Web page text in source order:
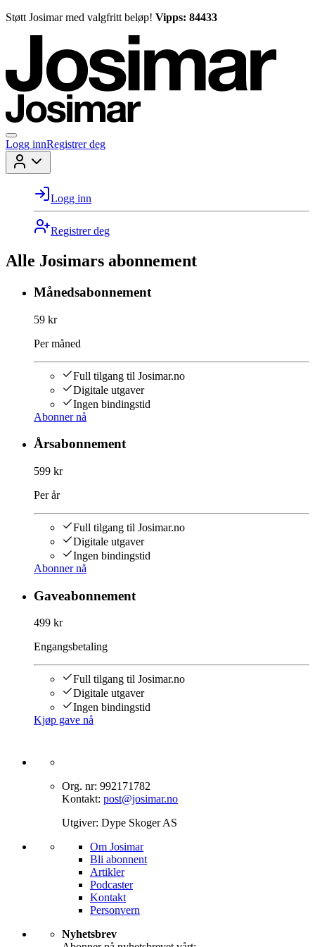
Støtt Josimar med valgfritt beløp! Vipps: 84433
Logg innRegistrer deg
Logg inn
Registrer deg
Alle Josimars abonnement
Månedsabonnement
59 kr
Per måned
Full tilgang til Josimar.no
Digitale utgaver
Ingen bindingstid
Abonner nå
Årsabonnement
599 kr
Per år
Full tilgang til Josimar.no
Digitale utgaver
Ingen bindingstid
Abonner nå
Gaveabonnement
499 kr
Engangsbetaling
Full tilgang til Josimar.no
Digitale utgaver
Ingen bindingstid
Kjøp gave nå
Org. nr: 992171782
Kontakt: post@josimar.no
Utgiver: Dype Skoger AS
Om J‌osimar ‍ ​‍​‍‌‍
Bli abonnent​​​​‌ ‍ ​‍​‍‌‍ ‌ ​‍‌‍‍‌‌‍‌ ‌‍‍‌‌‍ ‍​‍​‍​ ‍‍​‍​‍‌ ​ ‌‍​‌‌‍ ‍‌‍‍‌‌ ‌​‌ ‍‌​‍ ‍‌‍‍‌‌‍ ​‍​‍​‍ ​​‍​‍‌‍‍​‌ ​‍‌‍‌‌‌‍‌‍​‍​‍​ ‍‍​‍​‍‌‍‍​‌ ‌​‌ ‌​‌ ​​‌ ​ ​ ‍‍​‍ ​‍ ‌‍‌‌‌‍‌​‌‍‍‌‌ ‌​​‍ ‍‌‍‍‌‌‍‌​‌‍​‌‌‍‌ ‌ ​‍‌‍​‌‌‍ ‍‌‍‍‍‌‍​‌‌‍ ‍‌ ​ ‌‍‌‌‌‍ ‍​‍ ‍‌‍​ ‌‍ ‌‍ ‌​‍ ‌‍‍‌‌‍ ‍‌ ‌​‌‍‌‌‌‍ ‍‌ ‌​​‍ ‌‍‌‌‌‍‌​‌‍‍‌‌ ‌​​‍ ‌‍ ‌‌‍ ‌‍‌​‌‍‌‌​ ‌‌ ​​‌ ​‍‌‍‌‌‌ ​ ‌‍‌‌‌‍ ‍‌ ‌​‌‍​‌‌ ‌​‌‍‍‌‌‍ ‌‍ ‍​ ‍ ‌‍‍‌‌‍‌​​ ‌‌‍‌‍‌‍ ‌‍ ‌ ‌​‌‍‌‌‌ ​‍​ ‍ ‌ ‌​‌ ‍‌‌ ​​‌‍‌‌​ ‌‌‍‌‍‌‍ ‌‍ ‌ ‌​‌‍‌‌‌ ​‍​ ‍ ‌ ​​‌‍​‌‌ ‌​‌‍‍​​ ‌‌‍​ ‌‍ ‌‍ ​‌ ‌‌‌‍ ‌‌‍ ‍‌ ​ ​‍‌‌​ ‌‌‌​​‍‌‌ ‌‍‍ ‌‍‌‌‌ ‍‌​‍‌‌​ ​ ‌​‌​​‍‌‌​ ​ ‌​‌​​‍‌‌​ ​‍​ ​‍‌‍​‍​ ‍‌‌‍​ ‌‍‌‍‌‍​ ​ ​‌​ ‌​‌‍​‍‌‍‌‍​ ‍​​ ‌‌‌‍​‍​‍‌‌​ ​‍​ ​‍​‍‌‌​ ‌‌‌​‌​​‍ ‍‌‍​ ‌‍ ‌‍ ​‌ ‌‌‌‍ ‌‌‍ ‍‌​‍‌‌ ‌​‌‍‌‌‌‍ ‌‌ ​ ​‍‌‌​ ‌‌‌​​‍‌‌ ‌‍‍ ‌‍‌‌‌ ‍‌​‍‌‌​ ​ ‌​‌​​‍‌‌​ ​ ‌​‌​​‍‌‌​ ​‍​ ​‍‌‍​‌‌‍‌‍​ ‌‍​ ‌​‌‍‌‌​ ‍‌‌‍‌​‌‍​‍​ ‌ ‌‍​‌​ ‌ ​ ​​​‍‌‌​ ​‍​ ​‍​‍‌‌​ ‌‌‌​‌​​‍ ‍‌‍‍‌‌ ‌​‌‍‌‌‌‍ ‌‌ ​ ​‍‌‌​ ‌‌‌​​‍‌‌ ‌‍‍ ‌‍‌‌‌ ‍‌​‍‌‌​ ​ ‌​‌​​‍‌‌​ ​ ‌​‌​​‍‌‌​ ​‍​ ​‍‌‍‌‌‌‍​‌‌‍‌‌​ ‌‍‌‍​‍‌‍‌‌‌‍‌‌‌‍‌‍‌‍​‍​ ‍​​ ​ ​ ​ ​‍‌‌​ ​‍​ ​‍​‍‌‌​ ‌‌‌​‌​​‍ ‍‌‍ ​‌‍​‌‌‍​‍‌‍‌‌‌‍ ​​ ‌‍​‍‌‍​‌‌ ​ ‌‍‌‌‌‌‌‌‌ ​‍‌‍ ​​ ‌‌‍‍​‌ ‌​‌ ‌​‌ ​​‌ ​ ​‍‌‌​ ​ ‌​​‌​‍‌‌​ ​‍‌​‌‍​‍‌‌​ ​‍‌​‌‍‌‍‌‌‌‍‌​‌‍‍‌‌ ‌​​‍ ‍‌‍‍‌‌‍‌​‌‍​‌‌‍‌ ‌ ​‍‌‍​‌‌‍ ‍‌‍‍‍‌‍​‌‌‍ ‍‌ ​ ‌‍‌‌‌‍ ‍​‍ ‍‌‍​ ‌‍ ‌‍ ‌​‍‌‍‌‍‍‌‌‍‌​​ ‌‌‍‌‍‌‍ ‌‍ ‌ ‌​‌‍‌‌‌ ​‍​‍‌‍‌ ‌​‌ ‍‌‌ ​​‌‍‌‌​ ‌‌‍‌‍‌‍ ‌‍ ‌ ‌​‌‍‌‌‌ ​‍​‍‌‍‌ ​​‌‍​‌‌ ‌​‌‍‍​​ ‌‌‍​ ‌‍ ‌‍ ​‌ ‌‌‌‍ ‌‌‍ ‍‌ ​ ​‍‌‌​ ‌‌‌​​‍‌‌ ‌‍‍ ‌‍‌‌‌ ‍‌​‍‌‌​ ​ ‌​‌​​‍‌‌​ ​ ‌​‌​​‍‌‌​ ​‍​ ​‍‌‍​‍​ ‍‌‌‍​ ‌‍‌‍‌‍​ ​ ​‌​ ‌​‌‍​‍‌‍‌‍​ ‍​​ ‌‌‌‍​‍​‍‌‌​ ​‍​ ​‍​‍‌‌​ ‌‌‌​‌​​‍ ‍‌‍​ ‌‍ ‌‍ ​‌ ‌‌‌‍ ‌‌‍ ‍‌​‍‌‌ ‌​‌‍‌‌‌‍ ‌‌ ​ ​‍‌‌​ ‌‌‌​​‍‌‌ ‌‍‍ ‌‍‌‌‌ ‍‌​‍‌‌​ ​ ‌​‌​​‍‌‌​ ​ ‌​‌​​‍‌‌​ ​‍​ ​‍‌‍​‌‌‍‌‍​ ‌‍​ ‌​‌‍‌‌​ ‍‌‌‍‌​‌‍​‍​ ‌ ‌‍​‌​ ‌ ​ ​​​‍‌‌​ ​‍​ ​‍​‍‌‌​ ‌‌‌​‌​​‍ ‍‌‍‍‌‌ ‌​‌‍‌‌‌‍ ‌‌ ​ ​‍‌‌​ ‌‌‌​​‍‌‌ ‌‍‍ ‌‍‌‌‌ ‍‌​‍‌‌​ ​ ‌​‌​​‍‌‌​ ​ ‌​‌​​‍‌‌​ ​‍​ ​‍‌‍‌‌‌‍​‌‌‍‌‌​ ‌‍‌‍​‍‌‍‌‌‌‍‌‌‌‍‌‍‌‍​‍​ ‍​​ ​ ​ ​ ​‍‌‌​ ​‍​ ​‍​‍‌‌​ ‌‌‌​‌​​‍ ‍‌‍ ​‌‍​‌‌‍​‍‌‍‌‌‌‍ ​​‍‌‍‌ ​​‌‍‌‌‌ ​‍‌ ​ ‌ ​​‌‍‌‌‌‍​ ‌ ‌​‌‍‍‌‌ ‌‍‌‍‌‌​ ‌‌ ​​‌ ‌‌‌‍​‍‌‍ ​‌‍‍‌‌ ​ ‌‍‍​‌‍‌‌‌‍‌​​‍​‍‌ ‌
Artikler
Podcaster
Kontakt
Personvern​​​​‌ ‍ ​‍​‍‌‍ ‌ ​‍‌‍‍‌‌‍‌ ‌‍‍‌‌‍ ‍​‍​‍​ ‍‍​‍​‍‌ ​ ‌‍​‌‌‍ ‍‌‍‍‌‌ ‌​‌ ‍‌​‍ ‍‌‍‍‌‌‍ ​‍​‍​‍ ​​‍​‍‌‍‍​‌ ​‍‌‍‌‌‌‍‌‍​‍​‍​ ‍‍​‍​‍‌‍‍​‌ ‌​‌ ‌​‌ ​​‌ ​ ​ ‍‍​‍ ​‍ ‌‍‌‌‌‍‌​‌‍‍‌‌ ‌​​‍ ‍‌‍‍‌‌‍‌​‌‍​‌‌‍‌ ‌ ​‍‌‍​‌‌‍ ‍‌‍‍‍‌‍​‌‌‍ ‍‌ ​ ‌‍‌‌‌‍ ‍​‍ ‍‌‍​ ‌‍ ‌‍ ‌​‍ ‌‍‍‌‌‍ ‍‌ ‌​‌‍‌‌‌‍ ‍‌ ‌​​‍ ‌‍‌‌‌‍‌​‌‍‍‌‌ ‌​​‍ ‌‍ ‌‌‍ ‌‍‌​‌‍‌‌​ ‌‌ ​​‌ ​‍‌‍‌‌‌ ​ ‌‍‌‌‌‍ ‍‌ ‌​‌‍​‌‌ ‌​‌‍‍‌‌‍ ‌‍ ‍​ ‍ ‌‍‍‌‌‍‌​​ ‌‌‍‌‍‌‍ ‌‍ ‌ ‌​‌‍‌‌‌ ​‍​ ‍ ‌ ‌​‌ ‍‌‌ ​​‌‍‌‌​ ‌‌‍‌‍‌‍ ‌‍ ‌ ‌​‌‍‌‌‌ ​‍​ ‍ ‌ ​​‌‍​‌‌ ‌​‌‍‍​​ ‌‌‍​ ‌‍ ‌‍ ​‌ ‌‌‌‍ ‌‌‍ ‍‌ ​ ​‍‌‌​ ‌‌‌​​‍‌‌ ‌‍‍ ‌‍‌‌‌ ‍‌​‍‌‌​ ​ ‌​‌​​‍‌‌​ ​ ‌​‌​​‍‌‌​ ​‍​ ​‍‌‍​‍​ ‍‌‌‍​ ‌‍‌‍‌‍​ ​ ​‌​ ‌​‌‍​‍‌‍‌‍​ ‍​​ ‌‌‌‍​‍​‍‌‌​ ​‍​ ​‍​‍‌‌​ ‌‌‌​‌​​‍ ‍‌‍​ ‌‍ ‌‍ ​‌ ‌‌‌‍ ‌‌‍ ‍‌​‍‌‌ ‌​‌‍‌‌‌‍ ‌‌ ​ ​‍‌‌​ ‌‌‌​​‍‌‌ ‌‍‍ ‌‍‌‌‌ ‍‌​‍‌‌​ ​ ‌​‌​​‍‌‌​ ​ ‌​‌​​‍‌‌​ ​‍​ ​‍‌‍​‌‌‍‌‍​ ‌‍​ ‌​‌‍‌‌​ ‍‌‌‍‌​‌‍​‍​ ‌ ‌‍​‌​ ‌ ​ ​​​‍‌‌​ ​‍​ ​‍​‍‌‌​ ‌‌‌​‌​​‍ ‍‌‍‍‌‌ ‌​‌‍‌‌‌‍ ‌‌ ​ ​‍‌‌​ ‌‌‌​​‍‌‌ ‌‍‍ ‌‍‌‌‌ ‍‌​‍‌‌​ ​ ‌​‌​​‍‌‌​ ​ ‌​‌​​‍‌‌​ ​‍​ ​‍​ ‌‌‌‍​ ‌‍‌​​ ​‍​ ‍‌​ ​‍​ ​‌‌‍‌​​ ‌‍‌‍‌‌​ ‌‌​ ‌‍​‍‌‌​ ​‍​ ​‍​‍‌‌​ ‌‌‌​‌​​‍ ‍‌‍ ​‌‍​‌‌‍​‍‌‍‌‌‌‍ ​​ ‌‍​‍‌‍​‌‌ ​ ‌‍‌‌‌‌‌‌‌ ​‍‌‍ ​​ ‌‌‍‍​‌ ‌​‌ ‌​‌ ​​‌ ​ ​‍‌‌​ ​ ‌​​‌​‍‌‌​ ​‍‌​‌‍​‍‌‌​ ​‍‌​‌‍‌‍‌‌‌‍‌​‌‍‍‌‌ ‌​​‍ ‍‌‍‍‌‌‍‌​‌‍​‌‌‍‌ ‌ ​‍‌‍​‌‌‍ ‍‌‍‍‍‌‍​‌‌‍ ‍‌ ​ ‌‍‌‌‌‍ ‍​‍ ‍‌‍​ ‌‍ ‌‍ ‌​‍‌‍‌‍‍‌‌‍‌​​ ‌‌‍‌‍‌‍ ‌‍ ‌ ‌​‌‍‌‌‌ ​‍​‍‌‍‌ ‌​‌ ‍‌‌ ​​‌‍‌‌​ ‌‌‍‌‍‌‍ ‌‍ ‌ ‌​‌‍‌‌‌ ​‍​‍‌‍‌ ​​‌‍​‌‌ ‌​‌‍‍​​ ‌‌‍​ ‌‍ ‌‍ ​‌ ‌‌‌‍ ‌‌‍ ‍‌ ​ ​‍‌‌​ ‌‌‌​​‍‌‌ ‌‍‍ ‌‍‌‌‌ ‍‌​‍‌‌​ ​ ‌​‌​​‍‌‌​ ​ ‌​‌​​‍‌‌​ ​‍​ ​‍‌‍​‍​ ‍‌‌‍​ ‌‍‌‍‌‍​ ​ ​‌​ ‌​‌‍​‍‌‍‌‍​ ‍​​ ‌‌‌‍​‍​‍‌‌​ ​‍​ ​‍​‍‌‌​ ‌‌‌​‌​​‍ ‍‌‍​ ‌‍ ‌‍ ​‌ ‌‌‌‍ ‌‌‍ ‍‌​‍‌‌ ‌​‌‍‌‌‌‍ ‌‌ ​ ​‍‌‌​ ‌‌‌​​‍‌‌ ‌‍‍ ‌‍‌‌‌ ‍‌​‍‌‌​ ​ ‌​‌​​‍‌‌​ ​ ‌​‌​​‍‌‌​ ​‍​ ​‍‌‍​‌‌‍‌‍​ ‌‍​ ‌​‌‍‌‌​ ‍‌‌‍‌​‌‍​‍​ ‌ ‌‍​‌​ ‌ ​ ​​​‍‌‌​ ​‍​ ​‍​‍‌‌​ ‌‌‌​‌​​‍ ‍‌‍‍‌‌ ‌​‌‍‌‌‌‍ ‌‌ ​ ​‍‌‌​ ‌‌‌​​‍‌‌ ‌‍‍ ‌‍‌‌‌ ‍‌​‍‌‌​ ​ ‌​‌​​‍‌‌​ ​ ‌​‌​​‍‌‌​ ​‍​ ​‍​ ‌‌‌‍​ ‌‍‌​​ ​‍​ ‍‌​ ​‍​ ​‌‌‍‌​​ ‌‍‌‍‌‌​ ‌‌​ ‌‍​‍‌‌​ ​‍​ ​‍​‍‌‌​ ‌‌‌​‌​​‍ ‍‌‍ ​‌‍​‌‌‍​‍‌‍‌‌‌‍ ​​‍‌‍‌ ​​‌‍‌‌‌ ​‍‌ ​ ‌ ​​‌‍‌‌‌‍​ ‌ ‌​‌‍‍‌‌ ‌‍‌‍‌‌​ ‌‌ ​​‌ ‌‌‌‍​‍‌‍ ​‌‍‍‌‌ ​ ‌‍‍​‌‍‌‌‌‍‌​​‍​‍‌ ‌
Nyhetsbrev